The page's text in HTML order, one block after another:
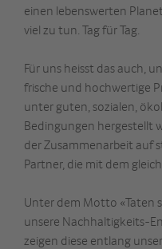
einen lebenswerten
viel zu tun. Tag für Tag.
Für uns heisst das auch,
frische und hochwertige
unter guten, sozialen,
Bedingungen hergestellt
der Zusammenarbeit auf
Partner, die mit dem
Unter dem Motto «Taten
unsere Nachhaltigkeits-
zeigen diese entlang